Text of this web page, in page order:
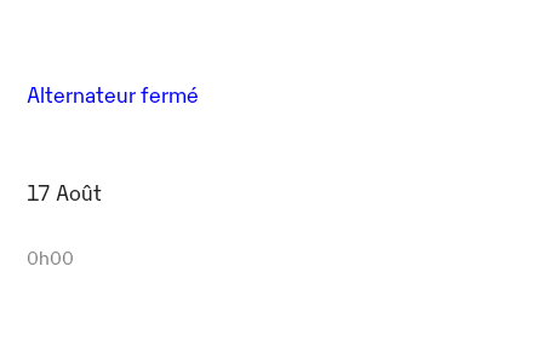
Alternateur fermé
17 Août
0h00